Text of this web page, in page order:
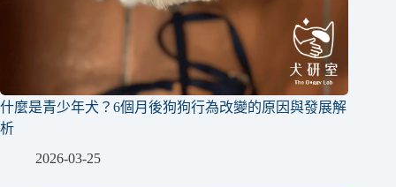
什麼是青少年犬？6個月後狗狗行為改變的原因與發展解
析
2026-03-25